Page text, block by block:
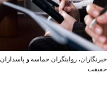
خبرنگاران، روایتگران حماسه و پاسداران
حقیقت